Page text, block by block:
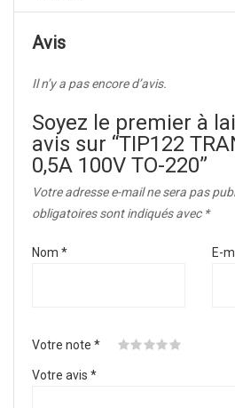
Avis
Il n’y a pas encore d’avis.
Soyez le premier à
avis sur “TIP122
0,5A 100V TO-220”
Votre adresse e-mail ne sera pas
obligatoires sont indiqués avec *
Nom * E-
Votre note *
Votre avis *